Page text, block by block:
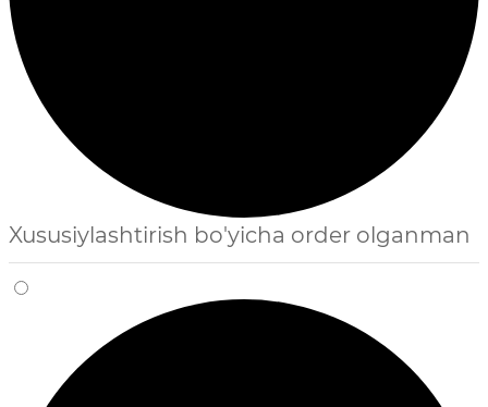
Xususiylashtirish bo'yicha order olganman